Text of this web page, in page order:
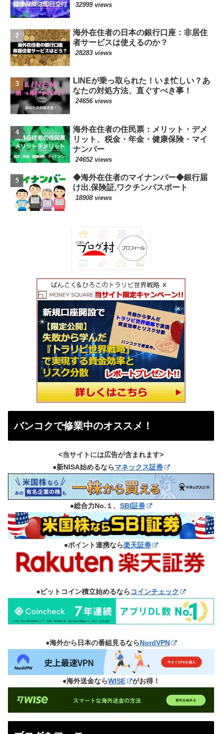
32999 views
海外在住者の日本の銀行口座：非居住
者サービスは使えるのか？
28283 views
LINEが乗っ取られた！いま忙しい？あ
なたの対処方法、直ぐすべき事！
24656 views
海外在住者の住民票：メリット・デメ
リット、税金・年金・健康保険・マイ
ナンバー
24652 views
◆海外在住者のマイナンバー◆銀行届
け出,保険証,ワクチンパスポート
18908 views
バンコクで修業中のオススメ！
<当サイトには広告が含まれます>
●新NISA始めるならマネックス証券
●総合力No.１、 SBI証券
●ポイント連携なら楽天証券
●ビットコイン積立始めるならコインチェック
●海外から日本の番組見るならNordVPN
●海外送金ならWISE がお得！